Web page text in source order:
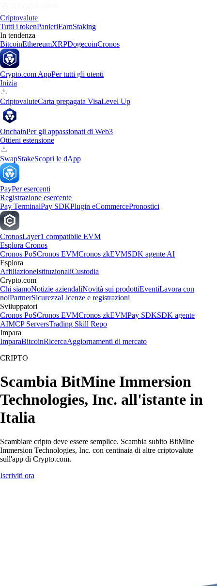
Criptovalute
Tutti i tokenPanieriEarnStaking
In tendenza
BitcoinEthereumXRPDogecoinCronos
Crypto.com AppPer tutti gli utenti
Inizia
CriptovaluteCarta prepagata VisaLevel Up
OnchainPer gli appassionati di Web3
Ottieni estensione
SwapStakeScopri le dApp
PayPer esercenti
Registrazione esercente
Pay TerminalPay SDKPlugin eCommercePronostici
CronosLayer1 compatibile EVM
Esplora Cronos
Cronos PoSCronos EVMCronos zkEVMSDK agente AI
Esplora
AffiliazioneIstituzionaliCustodia
Crypto.com
Chi siamoNotizie aziendaliNovità sui prodottiEventiLavora con
noiPartnerSicurezzaLicenze e registrazioni
Sviluppatori
Cronos PoSCronos EVMCronos zkEVMPay SDKSDK agente
AIMCP ServersTrading Skill Repo
Impara
ImparaBitcoinRicercaAggiornamenti di mercato
CRIPTO
Scambia BitMine Immersion
Technologies, Inc. all'istante in
Italia
Scambiare cripto deve essere semplice. Scambia subito BitMine
Immersion Technologies, Inc. con centinaia di altre criptovalute
sull'app di Crypto.com.
Iscriviti ora